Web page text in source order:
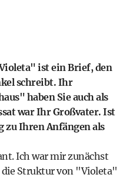
ist ein Brief, den
schreibt. Ihr
haben Sie auch als
war Ihr Großvater. Ist
zu Ihren Anfängen als
Ich war mir zunächst
die Struktur von "Violeta"